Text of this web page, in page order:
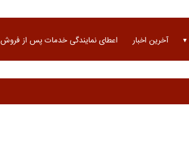
آخرین اخبار اعطای نمایندگی خدمات پس از فروش